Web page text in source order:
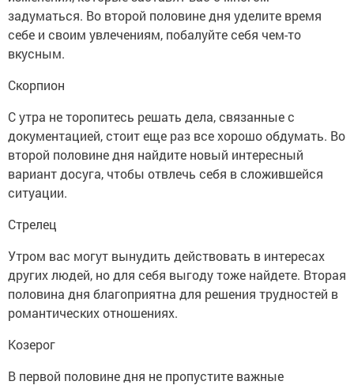
задуматься. Во второй половине дня уделите время
себе и своим увлечениям, побалуйте себя чем-то
вкусным.
Скорпион
С утра не торопитесь решать дела, связанные с
документацией, стоит еще раз все хорошо обдумать. Во
второй половине дня найдите новый интересный
вариант досуга, чтобы отвлечь себя в сложившейся
ситуации.
Стрелец
Утром вас могут вынудить действовать в интересах
других людей, но для себя выгоду тоже найдете. Вторая
половина дня благоприятна для решения трудностей в
романтических отношениях.
Козерог
В первой половине дня не пропустите важные